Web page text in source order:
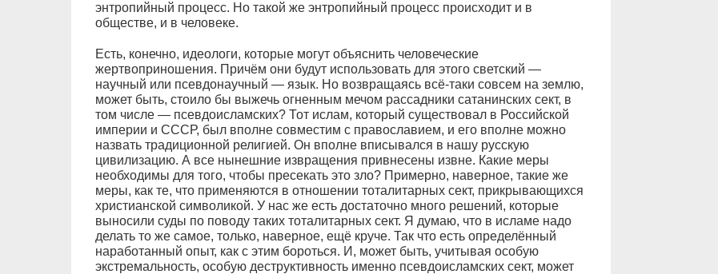
энтропийный процесс. Но такой же энтропийный процесс происходит и в
обществе, и в человеке.
Есть, конечно, идеологи, которые могут объяснить человеческие
жертвоприношения. Причём они будут использовать для этого светский —
научный или псевдонаучный — язык. Но возвращаясь всё-таки совсем на землю,
может быть, стоило бы выжечь огненным мечом рассадники сатанинских сект, в
том числе — псевдоисламских? Тот ислам, который существовал в Российской
империи и СССР, был вполне совместим с православием, и его вполне можно
назвать традиционной религией. Он вполне вписывался в нашу русскую
цивилизацию. А все нынешние извращения привнесены извне. Какие меры
необходимы для того, чтобы пресекать это зло? Примерно, наверное, такие же
меры, как те, что применяются в отношении тоталитарных сект, прикрывающихся
христианской символикой. У нас же есть достаточно много решений, которые
выносили суды по поводу таких тоталитарных сект. Я думаю, что в исламе надо
делать то же самое, только, наверное, ещё круче. Так что есть определённый
наработанный опыт, как с этим бороться. И, может быть, учитывая особую
экстремальность, особую деструктивность именно псевдоисламских сект, может